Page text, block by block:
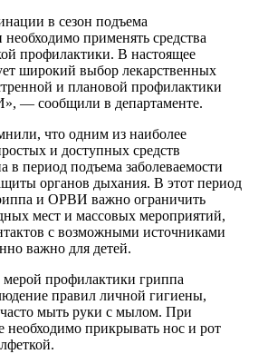
в сезон подъема
необходимо применять средства
профилактики. В настоящее
широкий выбор лекарственных
и плановой профилактики
— сообщили в департаменте.
что одним из наиболее
и доступных средств
в период подъема заболеваемости
органов дыхания. В этот период
и ОРВИ важно ограничить
мест и массовых мероприятий,
с возможными источниками
важно для детей.
профилактики гриппа
правил личной гигиены,
часто мыть руки с мылом. При
необходимо прикрывать нос и рот